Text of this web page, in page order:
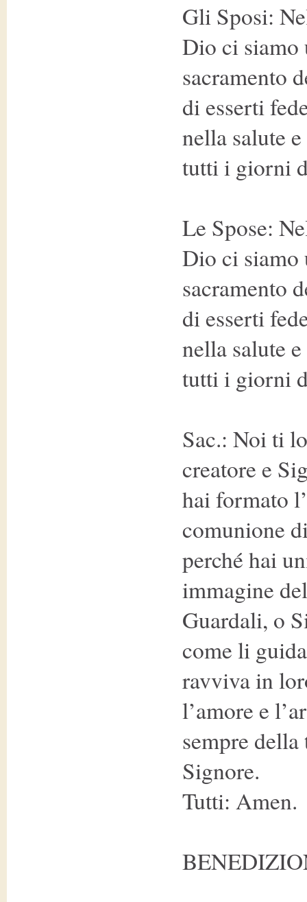
Gli Sposi:
Dio ci siamo
sacramento
di esserti
nella salute
tutti i giorni
Le Spose:
Dio ci siamo
sacramento
di esserti
nella salute
tutti i giorni
Sac.: Noi ti
creatore e
hai formato
comunione
perché hai
immagine
Guardali, o
come li
ravviva in
l’amore e
sempre
Signore.
Tutti: Amen.